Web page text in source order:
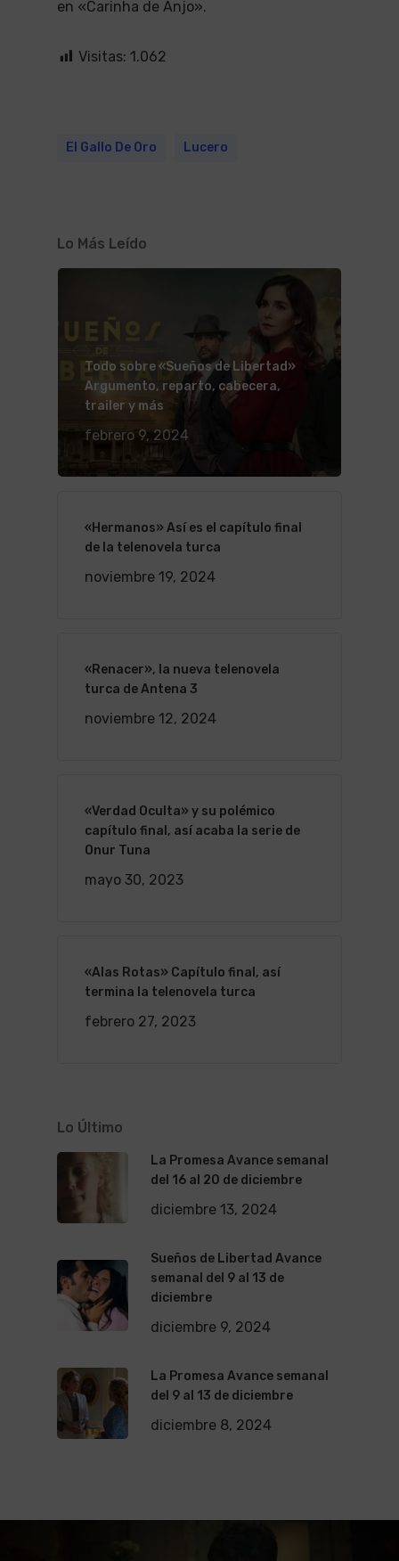
en «Carinha de Anjo».
Visitas: 1.062
El Gallo De Oro Lucero
Lo Más Leído
Todo sobre «Sueños de Libertad»
Argumento, reparto, cabecera,
trailer y más
febrero 9, 2024
«Hermanos» Así es el capítulo final
de la telenovela turca
noviembre 19, 2024
«Renacer», la nueva telenovela
turca de Antena 3
noviembre 12, 2024
«Verdad Oculta» y su polémico
capítulo final, así acaba la serie de
Onur Tuna
mayo 30, 2023
«Alas Rotas» Capítulo final, así
termina la telenovela turca
febrero 27, 2023
Lo Último
La Promesa Avance semanal
del 16 al 20 de diciembre
diciembre 13, 2024
Sueños de Libertad Avance
semanal del 9 al 13 de
diciembre
diciembre 9, 2024
La Promesa Avance semanal
del 9 al 13 de diciembre
diciembre 8, 2024